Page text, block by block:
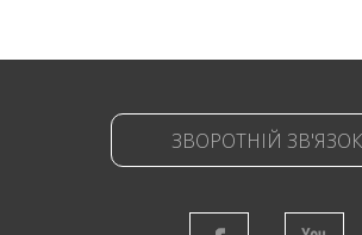
ЗВОРОТНІЙ ЗВ'ЯЗОК